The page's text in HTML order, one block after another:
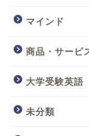
マインド
商品・サービ
大学受験英語
未分類